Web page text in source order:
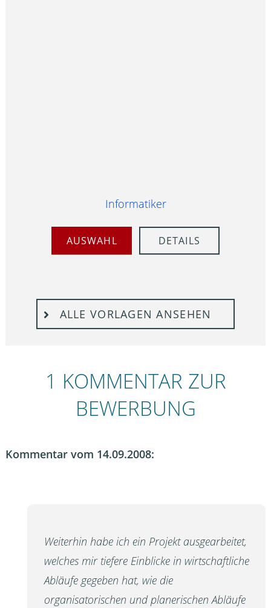
Informatiker
AUSWAHL DETAILS
ALLE VORLAGEN ANSEHEN
1 KOMMENTAR ZUR
BEWERBUNG
Kommentar vom 14.09.2008:
Weiterhin habe ich ein Projekt ausgearbeitet,
welches mir tiefere Einblicke in wirtschaftliche
Abläufe gegeben hat, wie die
organisatorischen und planerischen Abläufe